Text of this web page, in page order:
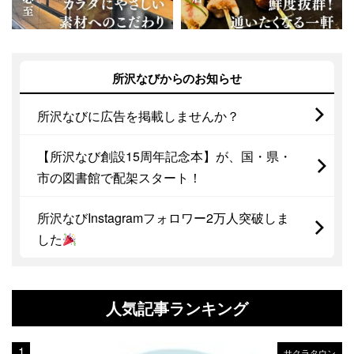
所沢なびからのお知らせ
所沢なびに広告を掲載しませんか？
【所沢なび創設15周年記念本】が、国・県・
市の図書館で配架スタート！
所沢なびInstagramフォロワー2万人突破しま
した
人気記事ランキング